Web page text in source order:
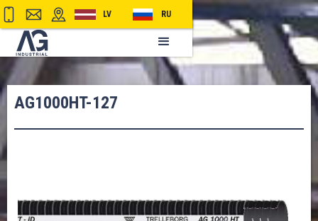
LV RU
AG1000HT-127